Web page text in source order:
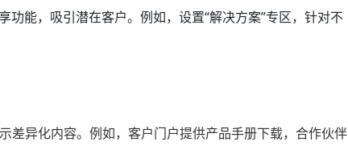
能，吸引潜在客户。例如，设置“解决方案”专区，针对不
差异化内容。例如，客户门户提供产品手册下载，合作伙伴